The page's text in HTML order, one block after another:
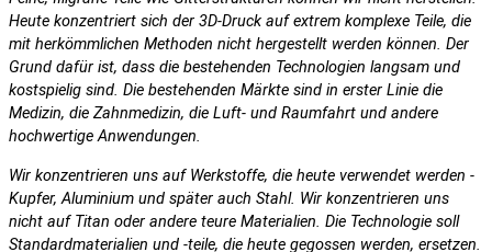
Heute konzentriert sich der 3D-Druck auf extrem komplexe Teile, die
mit herkömmlichen Methoden nicht hergestellt werden können. Der
Grund dafür ist, dass die bestehenden Technologien langsam und
kostspielig sind. Die bestehenden Märkte sind in erster Linie die
Medizin, die Zahnmedizin, die Luft- und Raumfahrt und andere
hochwertige Anwendungen.
Wir konzentrieren uns auf Werkstoffe, die heute verwendet werden -
Kupfer, Aluminium und später auch Stahl. Wir konzentrieren uns
nicht auf Titan oder andere teure Materialien. Die Technologie soll
Standardmaterialien und -teile, die heute gegossen werden, ersetzen.